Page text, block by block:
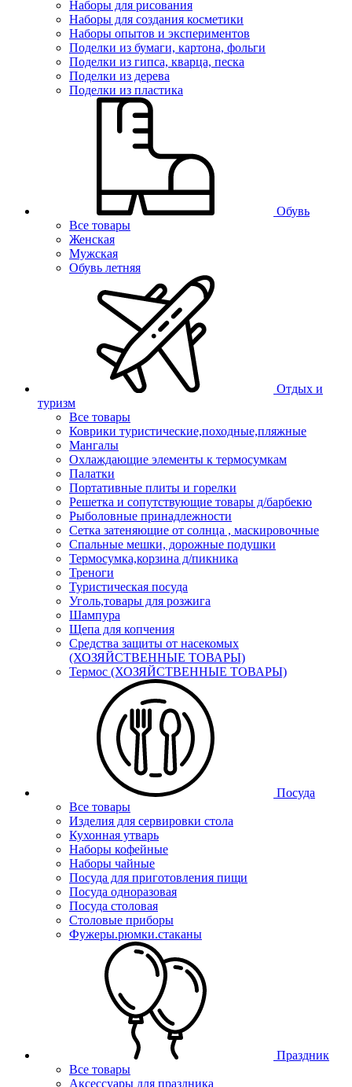
Наборы для рисования
Наборы для создания косметики
Наборы опытов и экспериментов
Поделки из бумаги, картона, фольги
Поделки из гипса, кварца, песка
Поделки из дерева
Поделки из пластика
Обувь
Все товары
Женская
Мужская
Обувь летняя
Отдых и
туризм
Все товары
Коврики туристические,походные,пляжные
Мангалы
Охлаждающие элементы к термосумкам
Палатки
Портативные плиты и горелки
Решетка и сопутствующие товары д/барбекю
Рыболовные принадлежности
Сетка затеняющие от солнца , маскировочные
Спальные мешки, дорожные подушки
Термосумка,корзина д/пикника
Треноги
Туристическая посуда
Уголь,товары для розжига
Шампура
Щепа для копчения
Средства защиты от насекомых
(ХОЗЯЙСТВЕННЫЕ ТОВАРЫ)
Термос (ХОЗЯЙСТВЕННЫЕ ТОВАРЫ)
Посуда
Все товары
Изделия для сервировки стола
Кухонная утварь
Наборы кофейные
Наборы чайные
Посуда для приготовления пищи
Посуда одноразовая
Посуда столовая
Столовые приборы
Фужеры.рюмки.стаканы
Праздник
Все товары
Аксессуары для праздника